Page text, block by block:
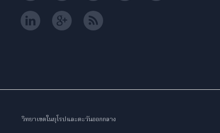
วิทยาเขตในยุโรปและตะวันออกกลาง